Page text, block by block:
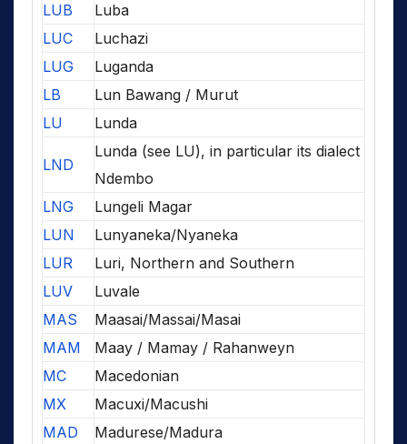
LUB
Luba
LUC
Luchazi
LUG
Luganda
LB
Lun Bawang / Murut
LU
Lunda
LND
Lunda (see LU), in particular its dialect
Ndembo
LNG
Lungeli Magar
LUN
Lunyaneka/Nyaneka
LUR
Luri, Northern and Southern
LUV
Luvale
MAS
Maasai/Massai/Masai
MAM
Maay / Mamay / Rahanweyn
MC
Macedonian
MX
Macuxi/Macushi
MAD
Madurese/Madura